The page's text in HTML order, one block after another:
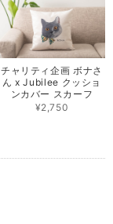
チャリティ企画 ボナさ
ん x Jubilee クッショ
ンカバー スカーフ
¥2,750